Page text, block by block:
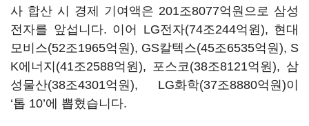
사 합산 시 경제 기여액은 201조8077억원으로 삼성
전자를 앞섭니다. 이어 LG전자(74조244억원), 현대
모비스(52조1965억원), GS칼텍스(45조6535억원), S
K에너지 (41조2588억원), 포스코(38조8121억원), 삼
성물산(38조4301억원), LG화학(37조8880억원)이
‘톱 10’에 뽑혔습니다.